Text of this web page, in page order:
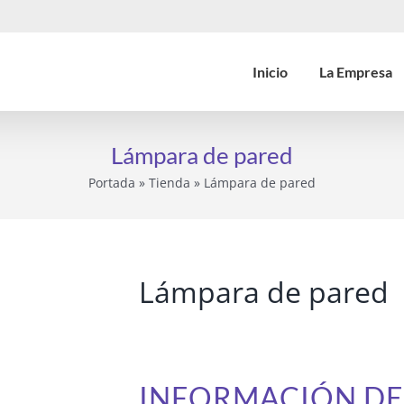
Inicio La Empresa
Lámpara de pared
Portada » Tienda » Lámpara de pared
Lámpara de pared